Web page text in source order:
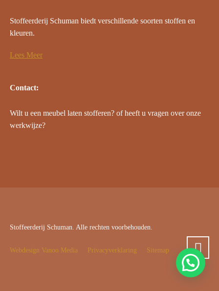
Stoffeerderij Schuman biedt verschillende soorten stoffen en
kleuren.
Lees Meer
Contact:
Wilt u een meubel laten stofferen? of heeft u vragen over onze
werkwijze?
Stoffeerderij Schuman. Alle rechten voorbehouden.
Webdesign Vanoo Media Privacyverklaring Sitemap